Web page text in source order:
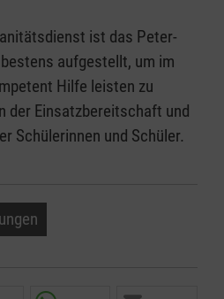
ist das Peter-
aufgestellt, um im
Hilfe leisten zu
der Einsatzbereitschaft und
Schülerinnen und Schüler.